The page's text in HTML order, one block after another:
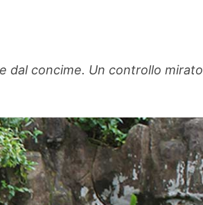
dal concime. Un controllo mirato